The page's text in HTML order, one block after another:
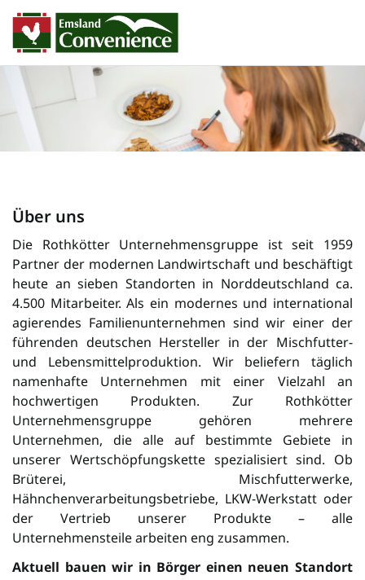
Über uns
Die Rothkötter Unternehmensgruppe ist seit 1959
Partner der modernen Landwirtschaft und beschäftigt
heute an sieben Standorten in Norddeutschland ca.
4.500 Mitarbeiter. Als ein modernes und international
agierendes Familienunternehmen sind wir einer der
füh­ren­den deutschen Her­steller in der Misch­futter-
und Lebensmittelproduktion. Wir beliefern täglich
namenhafte Unter­neh­men mit einer Vielzahl an
hochwertigen Pro­dukten. Zur Rothkötter
Unternehmensgruppe gehören mehrere
Unternehmen, die alle auf bestimmte Gebiete in
unserer Wertschöpfungskette spezialisiert sind. Ob
Brüterei, Mischfutterwerke,
Hähnchenverarbeitungsbetriebe, LKW-Werkstatt oder
der Vertrieb unserer Produkte – alle
Unternehmensteile arbeiten eng zusammen.
Aktuell bauen wir in Börger einen neuen Standort